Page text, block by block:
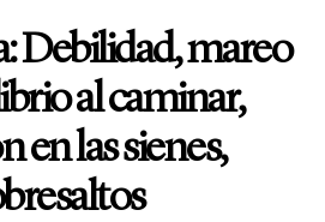
Debilidad, mareo
al caminar,
en las sienes,